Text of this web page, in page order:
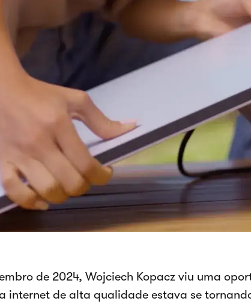
de 2024, Wojciech Kopacz viu uma
internet de alta qualidade estava se